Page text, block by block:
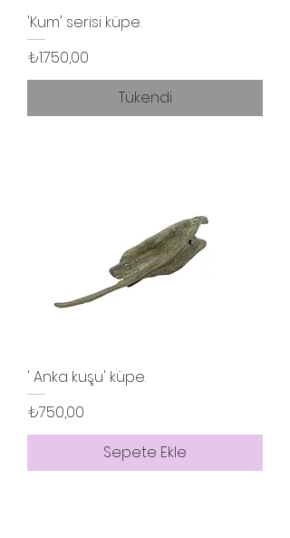
'Kum' serisi küpe.
Fiyat
₺1.750,00
Tükendi
' Anka kuşu' küpe.
Fiyat
₺750,00
Sepete Ekle